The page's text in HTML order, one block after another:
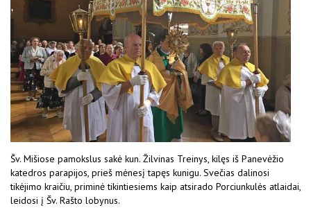
Šv. Mišiose pamokslus sakė kun. Žilvinas Treinys, kilęs iš Panevėžio
katedros parapijos, prieš mėnesį tapęs kunigu. Svečias dalinosi
tikėjimo kraičiu, priminė tikintiesiems kaip atsirado Porciunkulės atlaidai,
leidosi į Šv. Rašto lobynus.